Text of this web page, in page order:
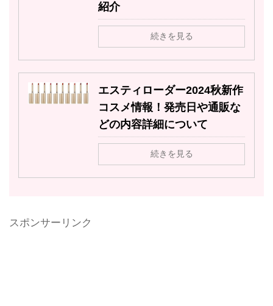
紹介
続きを見る
エスティローダー2024秋新作
コスメ情報！発売日や通販な
どの内容詳細について
続きを見る
スポンサーリンク